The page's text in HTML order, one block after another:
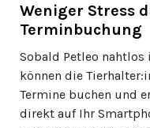
Weniger Stress
Terminbuchung
Sobald Petleo
können die
Termine buchen und
direkt auf Ihr